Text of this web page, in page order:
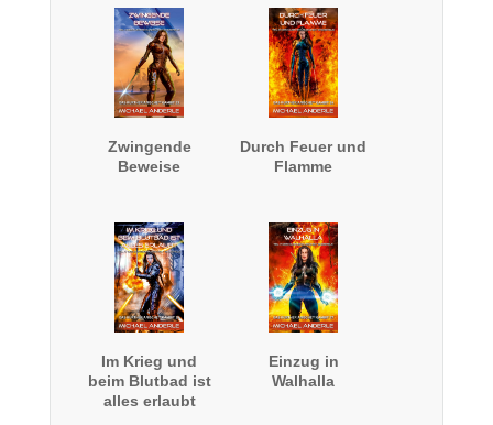
Endspiels
Zwingende
Beweise
Durch Feuer und
Flamme
Im Krieg und
beim Blutbad ist
alles erlaubt
Einzug in
Walhalla